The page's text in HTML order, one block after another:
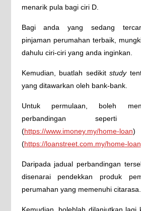
menarik pula bagi ciri D.
Bagi anda yang sedang
pinjaman perumahan terbaik,
dahulu ciri-ciri yang anda inginkan.
Kemudian, buatlah sedikitstudy
yang ditawarkan oleh bank-bank.
Untuk permulaan, boleh
perbandingan
(https://www.imoney.my/home-loan)
(https://loanstreet.com.my/home-loan
Daripada jadual perbandingan
disenarai pendekkan produk
perumahan yang memenuhi citarasa.